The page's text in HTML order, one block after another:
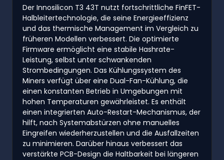
Der Innosilicon T3 43T nutzt fortschrittliche FinFET-
Halbleitertechnologie, die seine Energieeffizienz
und das thermische Management im Vergleich zu
früheren Modellen verbessert. Die optimierte
Firmware ermöglicht eine stabile Hashrate-
Leistung, selbst unter schwankenden
Strombedingungen. Das Kühlungssystem des
Miners verfügt über eine Dual-Fan-Kühlung, die
einen konstanten Betrieb in Umgebungen mit
hohen Temperaturen gewährleistet. Es enthält
einen integrierten Auto-Restart-Mechanismus, der
hilft, nach Systemabstürzen ohne manuelles
Eingreifen wiederherzustellen und die Ausfallzeiten
zu minimieren. Darüber hinaus verbessert das
verstärkte PCB-Design die Haltbarkeit bei längeren